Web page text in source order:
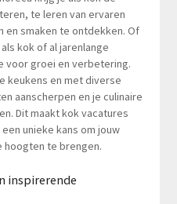
te leren van ervaren
en smaken te ontdekken. Of
kok of al jarenlange
voor groei en verbetering.
keukens en met diverse
aanscherpen en je culinaire
Dit maakt kok vacatures
unieke kans om jouw
hoogten te brengen.
inspirerende